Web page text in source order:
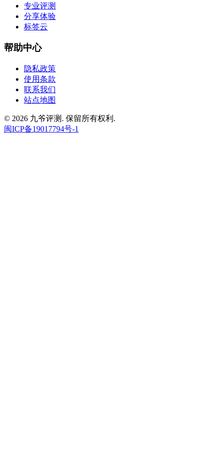
专业评测
分享体验
标签云
帮助中心
隐私政策
使用条款
联系我们
站点地图
© 2026 九爷评测. 保留所有权利.
闽ICP备19017794号-1